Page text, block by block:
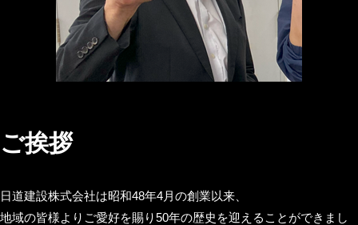
日
204_z85knwa7
ご挨拶
日道建設株式会社は昭和48年4月の創業以来、
地域の皆様よりご愛好を賜り50年の歴史を迎えることができまし